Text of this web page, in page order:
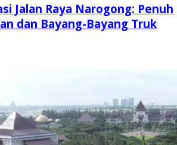
Jalan Raya Narogong: Penuh
dan Bayang-Bayang Truk